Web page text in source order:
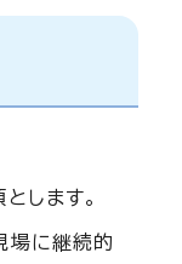
します。
場に継続的